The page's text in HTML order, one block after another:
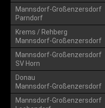
Mannsdorf-Großenzersdorf
Parndorf
Krems / Rehberg
Mannsdorf-Großenzersdorf
Mannsdorf-Großenzersdorf
SV Horn
Donau
Mannsdorf-Großenzersdorf
Mannsdorf-Großenzersdorf